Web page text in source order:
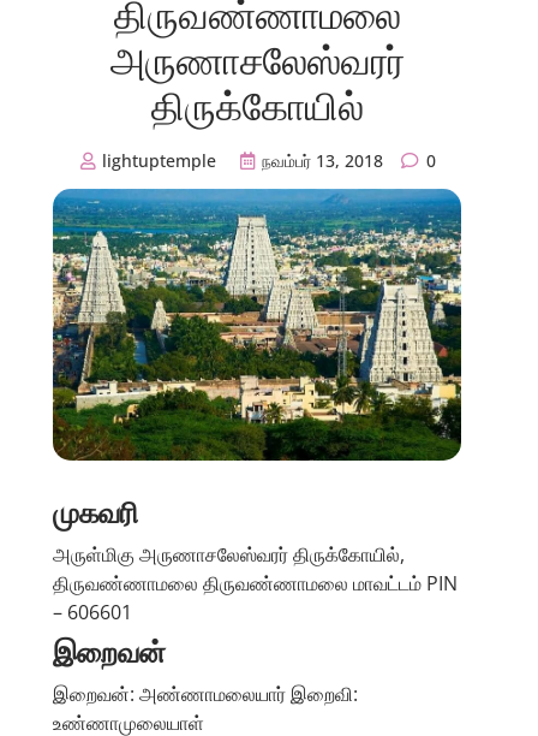
திருவண்ணாமலை
அருணாசலேஸ்வரர்
திருக்கோயில்
lightuptemple நவம்பர் 13, 2018 0
முகவரி
அருள்மிகு அருணாசலேஸ்வரர் திருக்கோயில்,
திருவண்ணாமலை திருவண்ணாமலை மாவட்டம் PIN
– 606601
இறைவன்
இறைவன்: அண்ணாமலையார் இறைவி:
உண்ணாமுலையாள்